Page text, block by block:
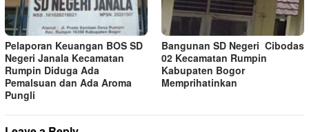
Pelaporan Keuangan BOS SD
Negeri Janala Kecamatan
Rumpin Diduga Ada
Pemalsuan dan Ada Aroma
Pungli
Bangunan SD Negeri Cibodas
02 Kecamatan Rumpin
Kabupaten Bogor
Memprihatinkan